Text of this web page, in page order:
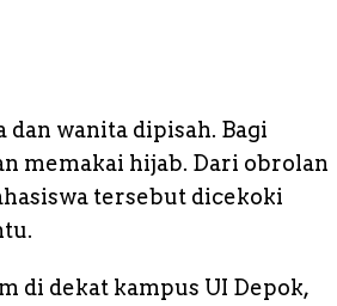
wanita dipisah. Bagi
memakai hijab. Dari obrolan
tersebut dicekoki
di dekat kampus UI Depok,